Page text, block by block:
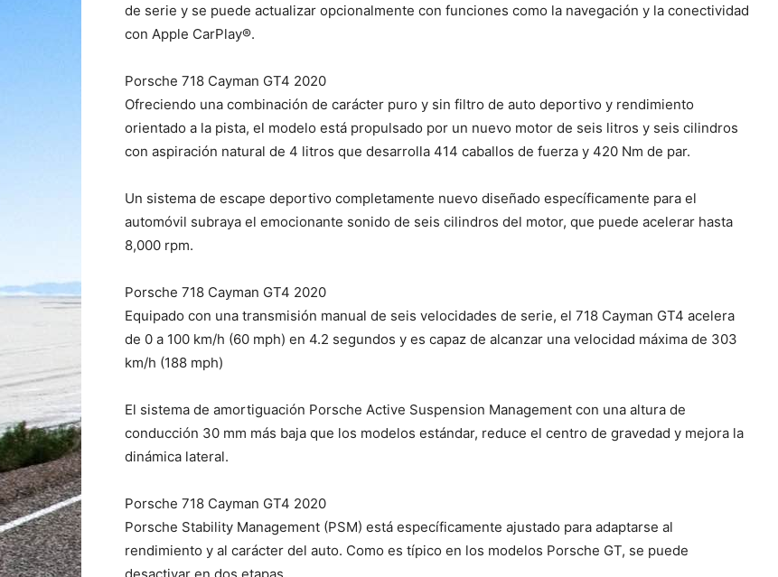
de serie y se puede actualizar opcionalmente con funciones como la navegación y la conectividad
con Apple CarPlay®.
Porsche 718 Cayman GT4 2020
Ofreciendo una combinación de carácter puro y sin filtro de auto deportivo y rendimiento
orientado a la pista, el modelo está propulsado ​​por un nuevo motor de seis litros y seis cilindros
con aspiración natural de 4 litros que desarrolla 414 caballos de fuerza y 420 Nm de par.
Un sistema de escape deportivo completamente nuevo diseñado específicamente para el
automóvil subraya el emocionante sonido de seis cilindros del motor, que puede acelerar hasta
8,000 rpm.
Porsche 718 Cayman GT4 2020
Equipado con una transmisión manual de seis velocidades de serie, el 718 Cayman GT4 acelera
de 0 a 100 km/h (60 mph) en 4.2 segundos y es capaz de alcanzar una velocidad máxima de 303
km/h (188 mph)
El sistema de amortiguación Porsche Active Suspension Management con una altura de
conducción 30 mm más baja que los modelos estándar, reduce el centro de gravedad y mejora la
dinámica lateral.
Porsche 718 Cayman GT4 2020
Porsche Stability Management (PSM) está específicamente ajustado para adaptarse al
rendimiento y al carácter del auto. Como es típico en los modelos Porsche GT, se puede